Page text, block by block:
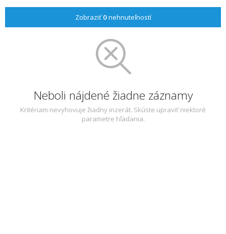
Zobraziť0nehnuteľností
Neboli nájdené žiadne záznamy
Kritériam nevyhovuje žiadny inzerát. Skúste upraviť niektoré
parametre hľadania.